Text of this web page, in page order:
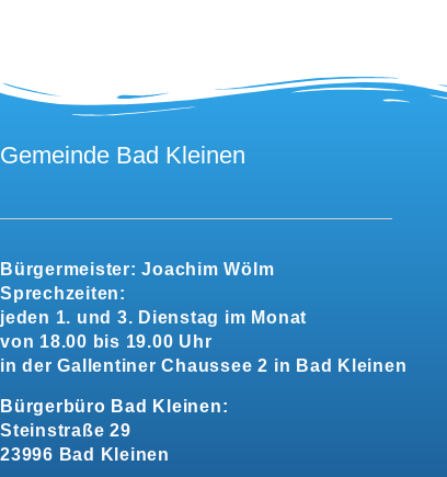
Gemeinde Bad Kleinen
Bürgermeister: Joachim Wölm
Sprechzeiten:
jeden 1. und 3. Dienstag im Monat
von 18.00 bis 19.00 Uhr
in der Gallentiner Chaussee 2 in Bad Kleinen
Bürgerbüro Bad Kleinen:
Steinstraße 29
23996 Bad Kleinen